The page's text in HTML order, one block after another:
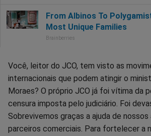
Você, leitor do JCO, tem visto as
internacionais que podem atingir o
Moraes? O próprio JCO já foi vítima da
censura imposta pelo judiciário. Foi
Sobrevivemos graças a ajuda de nossos
parceiros comerciais. Para fortelecer a